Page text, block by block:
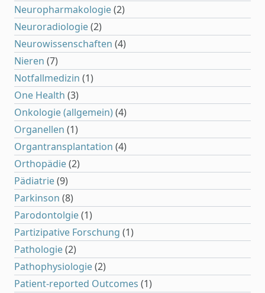
Neuropharmakologie(2)
Neuroradiologie(2)
Neurowissenschaften (4)
Nieren (7)
Notfallmedizin (1)
One Health (3)
Onkologie (allgemein)(4)
Organellen (1)
Organtransplantation (4)
Orthopädie(2)
Pädiatrie(9)
Parkinson (8)
Parodontolgie(1)
Partizipative Forschung (1)
Pathologie(2)
Pathophysiologie(2)
Patient-reported Outcomes (1)